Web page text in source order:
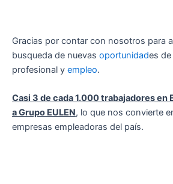
Gracias por contar con nosotros para
busqueda de nuevas oportunidades
profesional y empleo.
Casi 3 de cada 1.000 trabajadores en
a Grupo EULEN, lo que nos convierte
empresas empleadoras del país.